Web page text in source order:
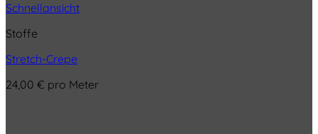
Schnellansicht
Stoffe
Stretch-Crepe
24,00 € pro Meter